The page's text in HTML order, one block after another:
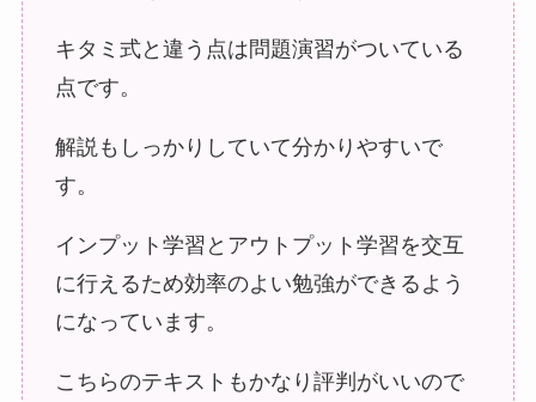
キタミ式と違う点は問題演習がついている
点です。
解説もしっかりしていて分かりやすいで
す。
インプット学習とアウトプット学習を交互
に行えるため効率のよい勉強ができるよう
になっています。
こちらのテキストもかなり評判がいいので